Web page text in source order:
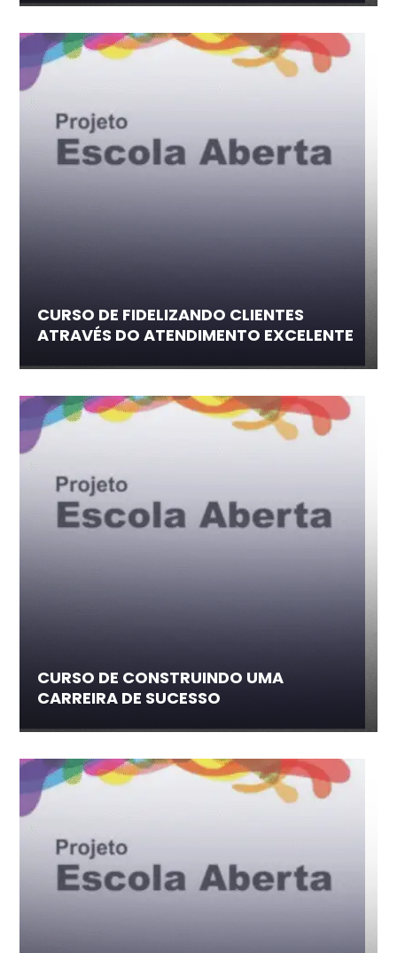
CURSO DE FIDELIZANDO CLIENTES
ATRAVÉS DO ATENDIMENTO EXCELENTE
CURSO DE CONSTRUINDO UMA
CARREIRA DE SUCESSO